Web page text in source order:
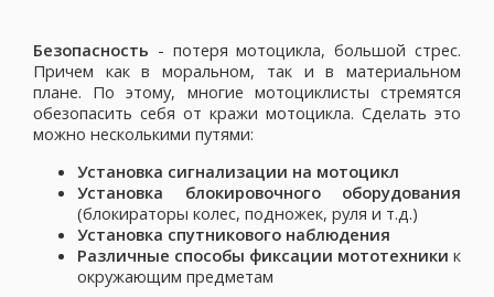
Безопасность - потеря мотоцикла, большой стрес.
Причем как в моральном, так и в материальном
плане. По этому, многие мотоциклисты стремятся
обезопасить себя от кражи мотоцикла. Сделать это
можно несколькими путями:
Установка сигнализации на мотоцикл
Установка блокировочного оборудования
(блокираторы колес, подножек, руля и т.д.)
Установка спутникового наблюдения
Различные способы фиксации мототехники к
окружающим предметам